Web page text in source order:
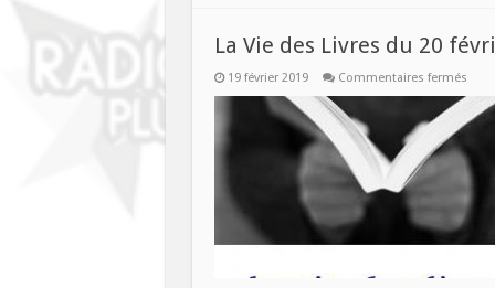
La Vie des Livres du 20
19 février 2019 Commentaires ferméssur
des
20
février